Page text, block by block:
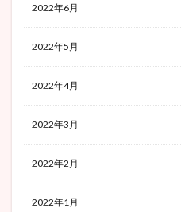
2022年6月
2022年5月
2022年4月
2022年3月
2022年2月
2022年1月